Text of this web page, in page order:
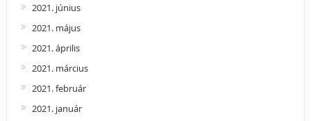
2021. június
2021. május
2021. április
2021. március
2021. február
2021. január